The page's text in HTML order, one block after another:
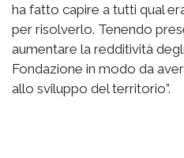
ha fatto capire a tutti qual
per risolverlo. Tenendo
aumentare la redditività
Fondazione in modo da
allo sviluppo del territorio”.